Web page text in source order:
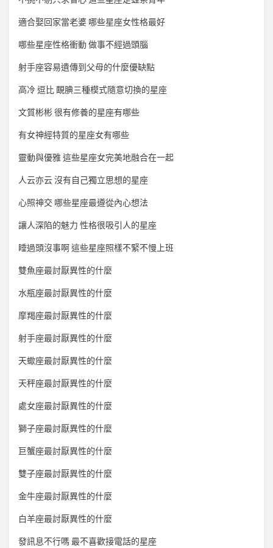
適合娶回家當老婆 哪些星座女性格最好
哪些星座性格衝動 做事不經過頭腦
射手座容易遺傳到父母的什麼優缺點
高冷 逗比 靦腆三種模式隨意切換的星座
文質彬彬 很有修養的星座有哪些
有女神經特質的星座女有哪些
靈動與優雅 這些星座女完美地融合在一起
人云亦云 沒有自己獨立思想的星座
心照神交 哪些星座最遵從內心想法
讓人深陷的魅力 性格很吸引人的星座
睡過頭沒事啊 這些星座照樣不緊不慢上班
雙魚座最討厭異性的什麼
水瓶座最討厭異性的什麼
摩羯座最討厭異性的什麼
射手座最討厭異性的什麼
天蠍座最討厭異性的什麼
天秤座最討厭異性的什麼
處女座最討厭異性的什麼
獅子座最討厭異性的什麼
巨蟹座最討厭異性的什麼
雙子座最討厭異性的什麼
金牛座最討厭異性的什麼
白羊座最討厭異性的什麼
發訊息不行嗎 最不喜歡接電話的星座